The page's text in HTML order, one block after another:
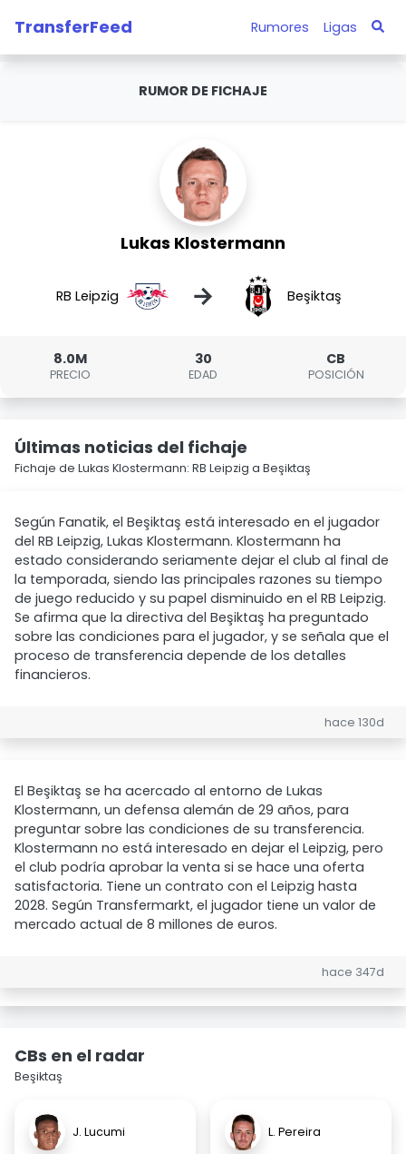
TransferFeed Rumores Ligas
RUMOR DE FICHAJE
Lukas Klostermann
RB Leipzig → Beşiktaş
8.0M
PRECIO
30
EDAD
CB
POSICIÓN
Últimas noticias del fichaje
Fichaje de Lukas Klostermann: RB Leipzig a Beşiktaş
Según Fanatik, el Beşiktaş está interesado en el jugador
del RB Leipzig, Lukas Klostermann. Klostermann ha
estado considerando seriamente dejar el club al final de
la temporada, siendo las principales razones su tiempo
de juego reducido y su papel disminuido en el RB Leipzig.
Se afirma que la directiva del Beşiktaş ha preguntado
sobre las condiciones para el jugador, y se señala que el
proceso de transferencia depende de los detalles
financieros.
hace 130d
El Beşiktaş se ha acercado al entorno de Lukas
Klostermann, un defensa alemán de 29 años, para
preguntar sobre las condiciones de su transferencia.
Klostermann no está interesado en dejar el Leipzig, pero
el club podría aprobar la venta si se hace una oferta
satisfactoria. Tiene un contrato con el Leipzig hasta
2028. Según Transfermarkt, el jugador tiene un valor de
mercado actual de 8 millones de euros.
hace 347d
CBs en el radar
Beşiktaş
J. Lucumi L. Pereira